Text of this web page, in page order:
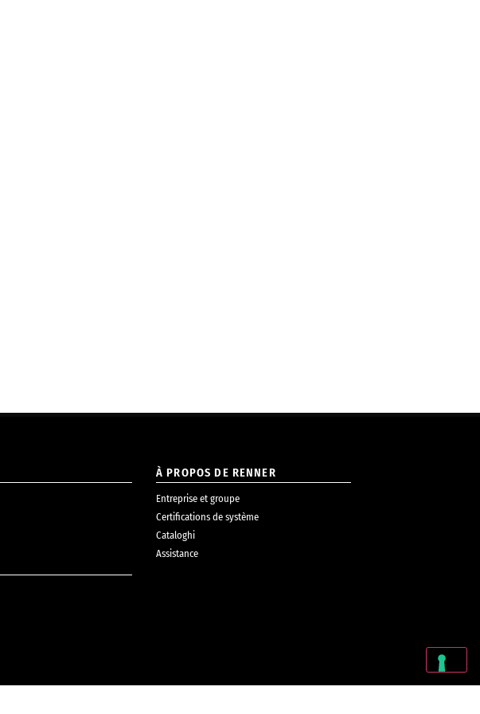
À PROPOS DE RENNER
Entreprise et groupe
Certifications de système
Cataloghi
Assistance